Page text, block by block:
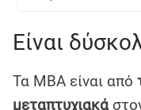
Είναι
Τα MBA είναι από
μεταπτυχιακά